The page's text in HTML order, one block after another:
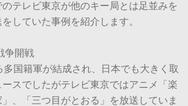
テレビ東京が他のキー局とは足並みを
していた事例を紹介します。
開戦
国籍軍が結成され、日本でも大きく取
ースでしたがテレビ東京ではアニメ「楽
、「三つ目がとおる」を放送していま